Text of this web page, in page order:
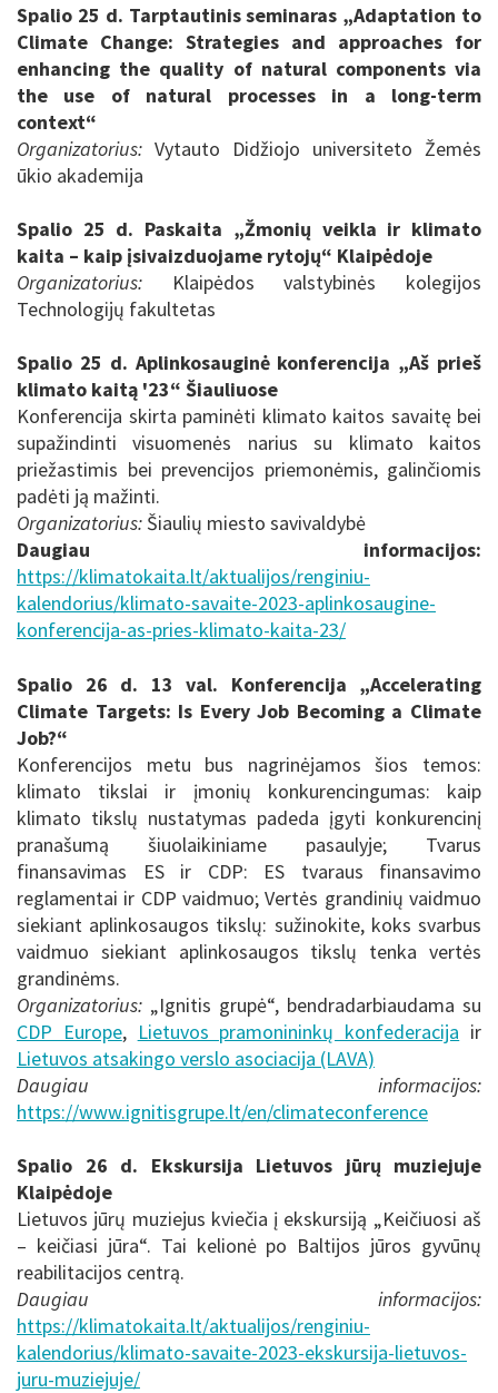
Spalio 25 d. Tarptautinis seminaras „Adaptation to
Climate Change: Strategies and approaches for
enhancing the quality of natural components via
the use of natural processes in a long-term
context“
Organizatorius: Vytauto Didžiojo universiteto Žemės
ūkio akademija
Spalio 25 d. Paskaita „Žmonių veikla ir klimato
kaita – kaip įsivaizduojame rytojų“ Klaipėdoje
Organizatorius: Klaipėdos valstybinės kolegijos
Technologijų fakultetas
Spalio 25 d. Aplinkosauginė konferencija „Aš prieš
klimato kaitą '23“ Šiauliuose
Konferencija skirta paminėti klimato kaitos savaitę bei
supažindinti visuomenės narius su klimato kaitos
priežastimis bei prevencijos priemonėmis, galinčiomis
padėti ją mažinti.
Organizatorius: Šiaulių miesto savivaldybė
Daugiau informacijos:
https://klimatokaita.lt/aktualijos/renginiu-
kalendorius/klimato-savaite-2023-aplinkosaugine-
konferencija-as-pries-klimato-kaita-23/
Spalio 26 d. 13 val. Konferencija „Accelerating
Climate Targets: Is Every Job Becoming a Climate
Job?“
Konferencijos metu bus nagrinėjamos šios temos:
klimato tikslai ir įmonių konkurencingumas: kaip
klimato tikslų nustatymas padeda įgyti konkurencinį
pranašumą šiuolaikiniame pasaulyje; Tvarus
finansavimas ES ir CDP: ES tvaraus finansavimo
reglamentai ir CDP vaidmuo; Vertės grandinių vaidmuo
siekiant aplinkosaugos tikslų: sužinokite, koks svarbus
vaidmuo siekiant aplinkosaugos tikslų tenka vertės
grandinėms.
Organizatorius: „Ignitis grupė“, bendradarbiaudama su
CDP Europe, Lietuvos pramonininkų konfederacija ir
Lietuvos atsakingo verslo asociacija (LAVA)
Daugiau informacijos:
https://www.ignitisgrupe.lt/en/climateconference
Spalio 26 d. Ekskursija Lietuvos jūrų muziejuje
Klaipėdoje
Lietuvos jūrų muziejus kviečia į ekskursiją „Keičiuosi aš
– keičiasi jūra“. Tai kelionė po Baltijos jūros gyvūnų
reabilitacijos centrą.
Daugiau informacijos:
https://klimatokaita.lt/aktualijos/renginiu-
kalendorius/klimato-savaite-2023-ekskursija-lietuvos-
juru-muziejuje/